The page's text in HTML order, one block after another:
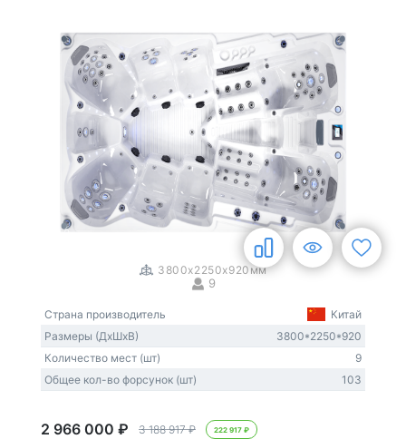
/3
3800x2250x920мм
9
Страна производитель
Китай
Размеры (ДxШxВ)
3800*2250*920
Количество мест (шт)
9
Общее кол-во форсунок (шт)
103
2 966 000 ₽ 3 188 917 ₽ 222 917 ₽